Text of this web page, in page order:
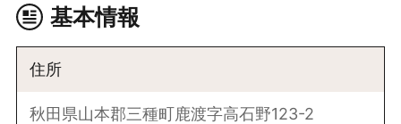
基本情報
住所
秋田県山本郡三種町鹿渡字高石野123-2